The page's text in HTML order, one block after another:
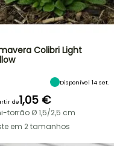
Colibri Light
Disponível 14 set.
de1,05 €
torrão Ø 1,5/2,5 cm
em 2 tamanhos